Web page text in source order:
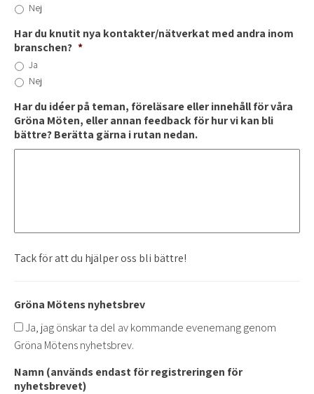
Nej
Har du knutit nya kontakter/nätverkat med andra inom
branschen? *
Ja
Nej
Har du idéer på teman, föreläsare eller innehåll för våra
Gröna Möten, eller annan feedback för hur vi kan bli
bättre? Berätta gärna i rutan nedan.
Tack för att du hjälper oss bli bättre!
Gröna Mötens nyhetsbrev
Ja, jag önskar ta del av kommande evenemang genom
Gröna Mötens nyhetsbrev.
Namn (används endast för registreringen för
nyhetsbrevet)